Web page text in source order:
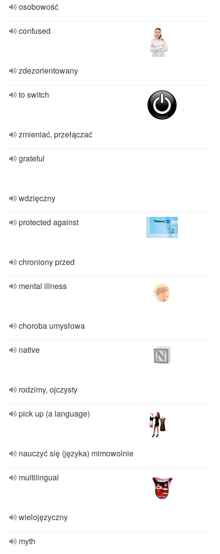
osobowość
confused
zdezorientowany
to switch
zmieniać, przełączać
grateful
wdzięczny
protected against
chroniony przed
mental illness
choroba umysłowa
native
rodzimy, ojczysty
pick up (a language)
nauczyć się (języka) mimowolnie
multilingual
wielojęzyczny
myth